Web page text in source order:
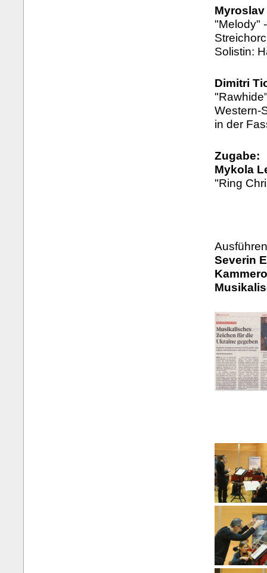
Myroslav
"Melody"
Solistin:
Dimitri
Western-
in der
Zugabe:
Mykola
"Ring
Severin